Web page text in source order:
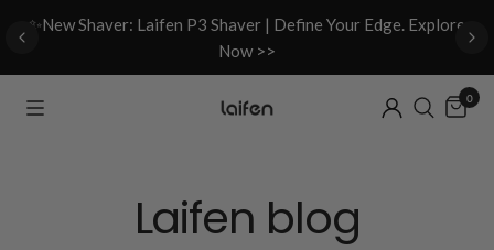
✨New Shaver: Laifen P3 Shaver | Define Your Edge. Explore
Now >>
0
Laifen blog